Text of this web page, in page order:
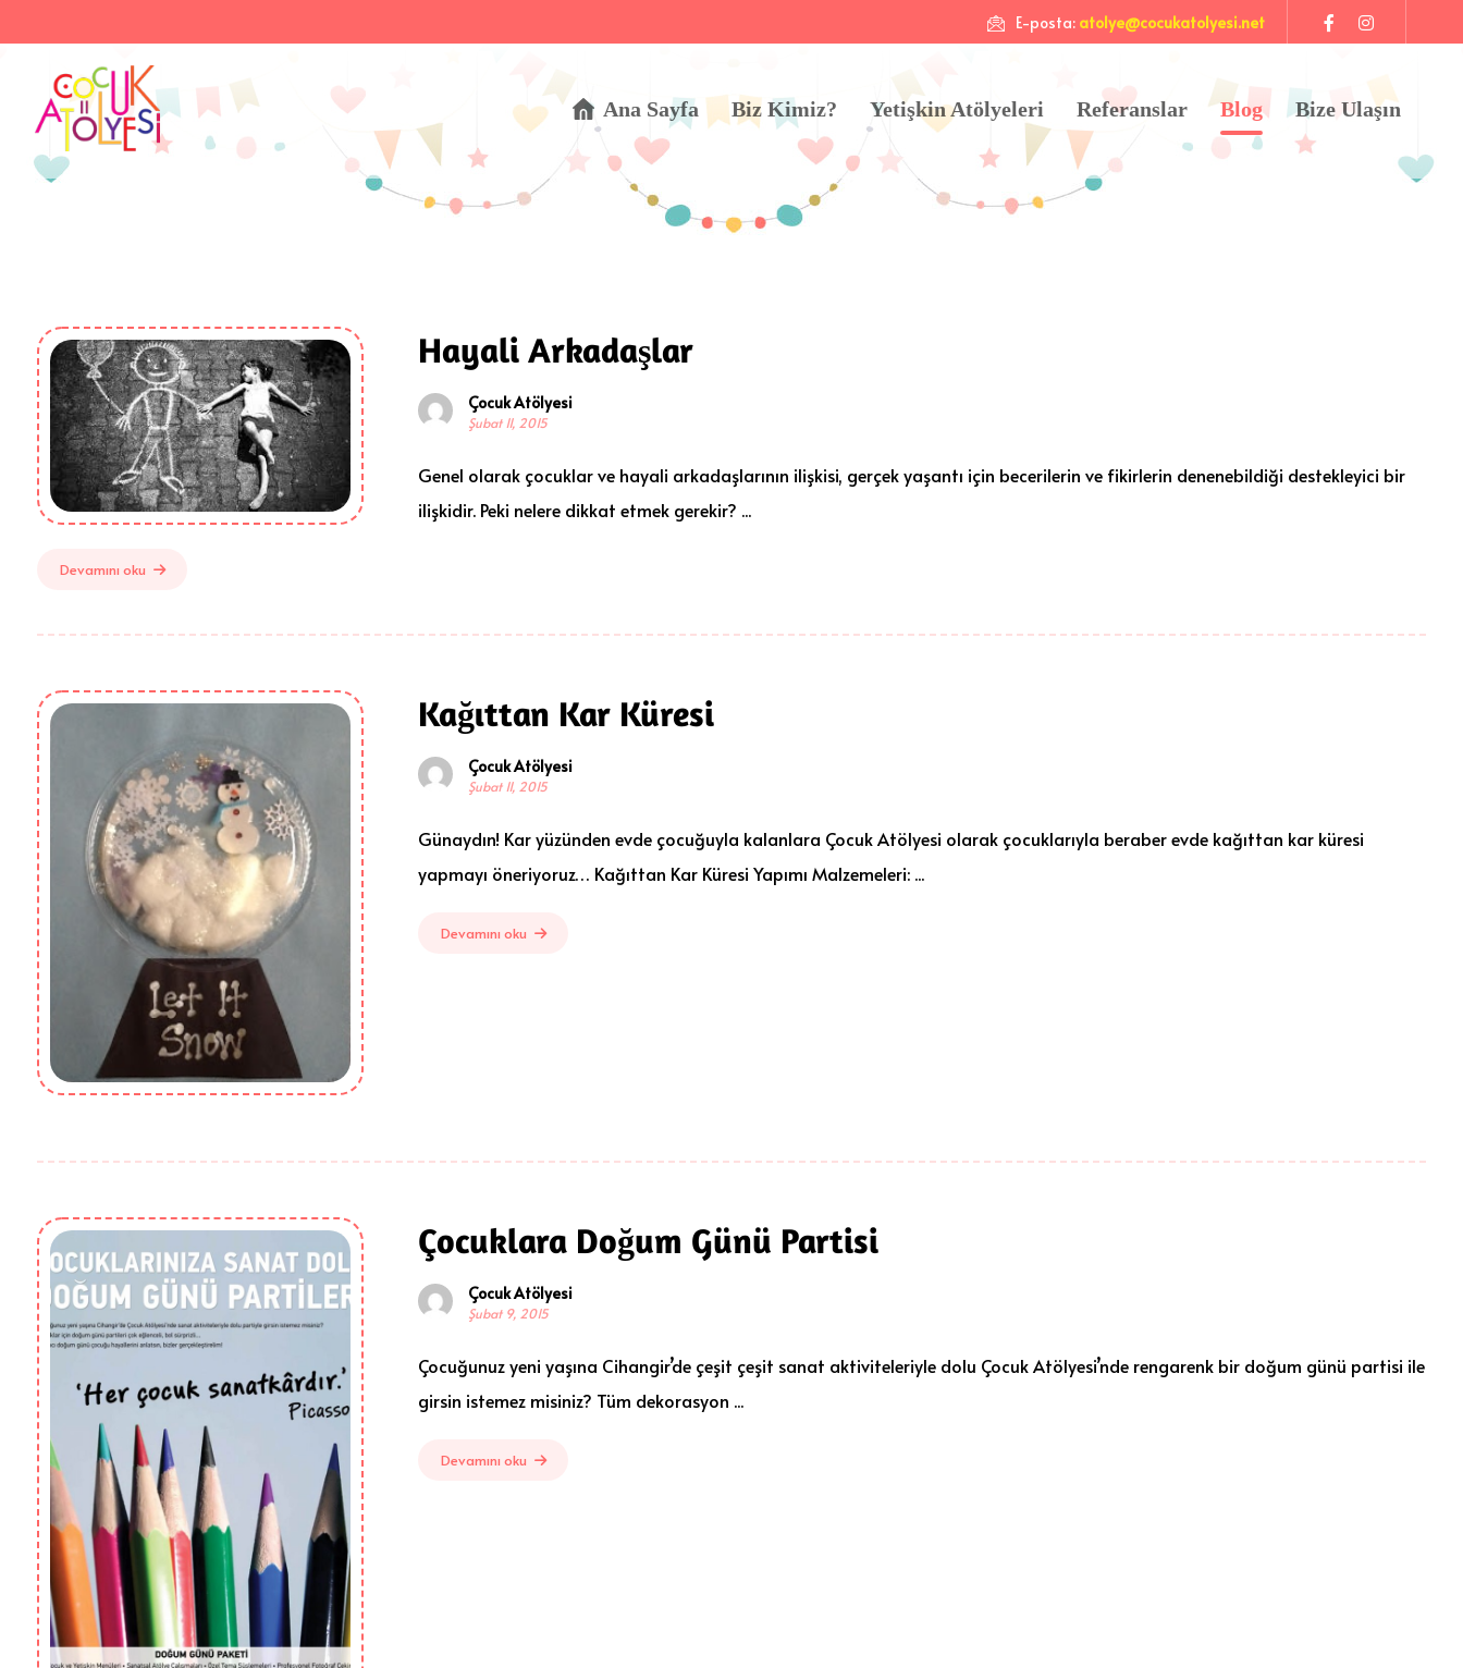
E-posta: atolye@cocukatolyesi.net
Ana Sayfa Biz Kimiz? Yetişkin Atölyeleri Referanslar Blog Bize Ulaşın
Hayali Arkadaşlar
Çocuk Atölyesi
Şubat 11, 2015
Genel olarak çocuklar ve hayali arkadaşlarının ilişkisi, gerçek yaşantı için becerilerin ve fikirlerin denenebildiği destekleyici bir
ilişkidir. Peki nelere dikkat etmek gerekir? ...
Devamını oku
Kağıttan Kar Küresi
Çocuk Atölyesi
Şubat 11, 2015
Günaydın! Kar yüzünden evde çocuğuyla kalanlara Çocuk Atölyesi olarak çocuklarıyla beraber evde kağıttan kar küresi
yapmayı öneriyoruz… Kağıttan Kar Küresi Yapımı Malzemeleri: ...
Devamını oku
Çocuklara Doğum Günü Partisi
Çocuk Atölyesi
Şubat 9, 2015
Çocuğunuz yeni yaşına Cihangir’de çeşit çeşit sanat aktiviteleriyle dolu Çocuk Atölyesi’nde rengarenk bir doğum günü partisi ile
girsin istemez misiniz? Tüm dekorasyon ...
Devamını oku